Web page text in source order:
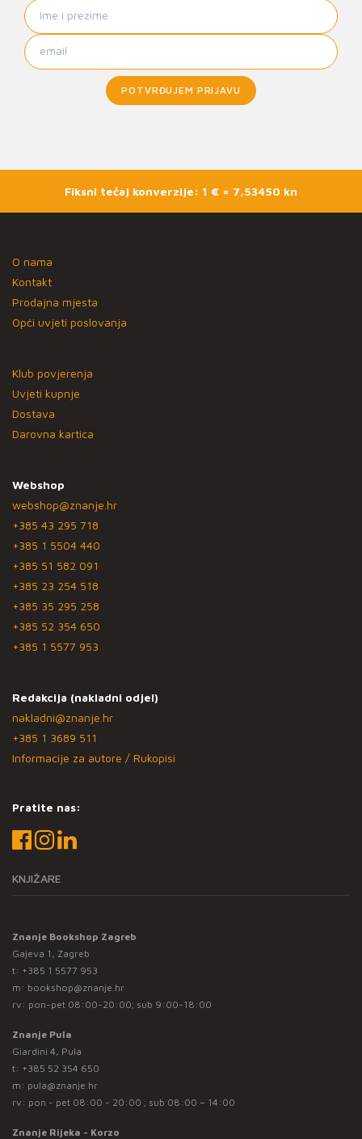
POTVRĐUJEM PRIJAVU
Fiksni tečaj konverzije: 1 € = 7,53450 kn
O nama
Kontakt
Prodajna mjesta
Opći uvjeti poslovanja
Klub povjerenja
Uvjeti kupnje
Dostava
Darovna kartica
Webshop
webshop@znanje.hr
+385 43 295 718
+385 1 5504 440
+385 51 582 091
+385 23 254 518
+385 35 295 258
+385 52 354 650
+385 1 5577 953
Redakcija (nakladni odjel)
nakladni@znanje.hr
+385 1 3689 511
Informacije za autore / Rukopisi
Pratite nas:
KNJIŽARE
Znanje Bookshop Zagreb
Gajeva 1, Zagreb
t: +385 1 5577 953
m: bookshop@znanje.hr
rv: pon-pet 08:00-20:00; sub 9:00-18:00
Znanje Pula
Giardini 4, Pula
t: +385 52 354 650
m: pula@znanje.hr
rv: pon - pet 08:00 - 20:00 ; sub 08:00 – 14:00
Znanje Rijeka - Korzo